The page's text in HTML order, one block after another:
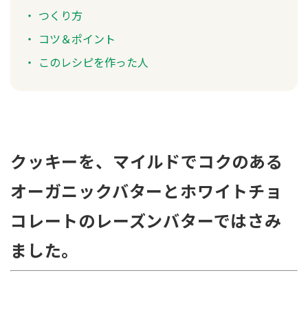
つくり方
コツ＆ポイント
このレシピを作った人
クッキーを、マイルドでコクのある
オーガニックバターとホワイトチョ
コレートのレーズンバターではさみ
ました。